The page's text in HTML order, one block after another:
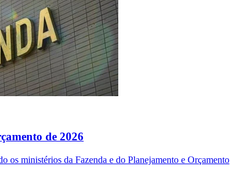
de 2026
os ministérios da Fazenda e do Planejamento e Orçamento